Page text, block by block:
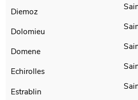
Diemoz
Dolomieu
Domene
Echirolles
Estrablin